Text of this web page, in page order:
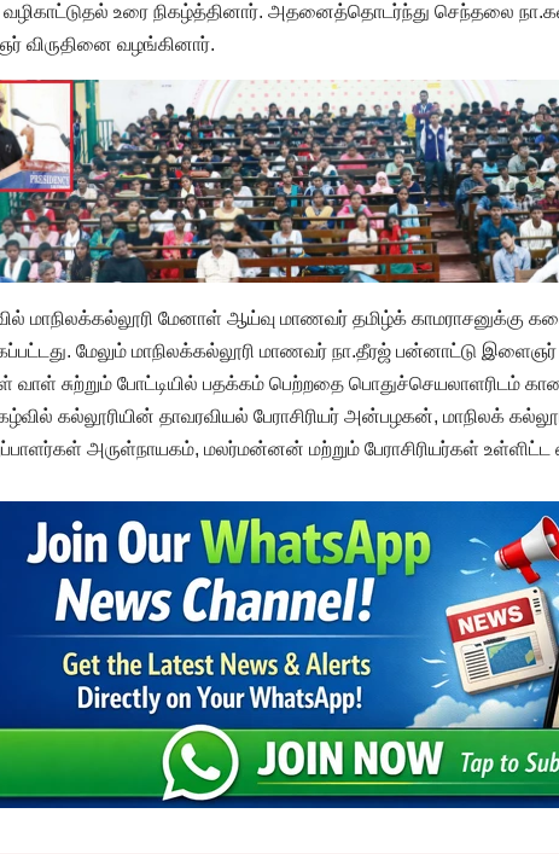
வழிகாட்டுதல் உரை நிகழ்த்தினார். அதனைத்தொடர்ந்து செந்தலை
விருதினை வழங்கினார்.
மாநிலக்கல்லூரி மேனாள் ஆய்வு மாணவர் தமிழ்க் காமராசனுக்கு
மேலும் மாநிலக்கல்லூரி மாணவர் நா.தீரஜ் பன்னாட்டு இளைஞர்
வாள் சுற்றும் போட்டியில் பதக்கம் பெற்றதை பொதுச்செயலாளரிடம்
கல்லூரியின் தாவரவியல் பேராசிரியர் அன்பழகன், மாநிலக்
அருள்நாயகம், மலர்மன்னன் மற்றும் பேராசிரியர்கள்